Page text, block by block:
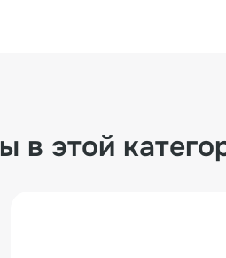
в этой